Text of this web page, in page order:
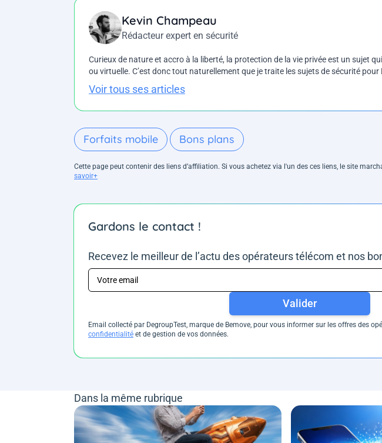
Kevin Champeau
Rédacteur expert en sécurité
Curieux de nature et accro à la liberté, la protection de la vie privée est un sujet
ou virtuelle. C’est donc tout naturellement que je traite les sujets de sécurité
Voir tous ses articles
Forfaits mobile Bons plans
Cette page peut contenir des liens d’affiliation. Si vous achetez via l'un des ces liens, le site
savoir+
Gardons le contact !
Recevez le meilleur de l’actu des opérateurs télécom et nos
Valider
Email collecté par DegroupTest, marque de Bemove, pour vous informer sur les offres des
confidentialité et de gestion de vos données.
Dans la même rubrique